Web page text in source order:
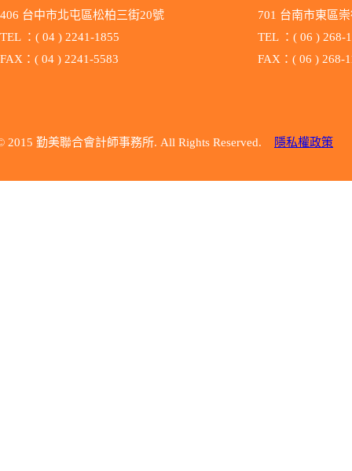
406 台中市北屯區松柏三街20號
TEL ：( 04 ) 2241-1855
FAX：( 04 ) 2241-5583
701 台南市東
TEL ：( 06 ) 268-
FAX：( 06 ) 268-
2015 勤美聯合會計師事務所. All Rights Reserved. 隱私權政策